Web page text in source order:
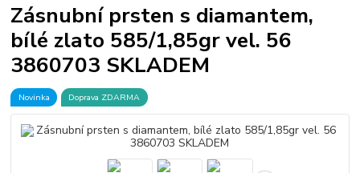
Zásnubní prsten s diamantem,
bílé zlato 585/1,85gr vel. 56
3860703 SKLADEM
Novinka Doprava ZDARMA